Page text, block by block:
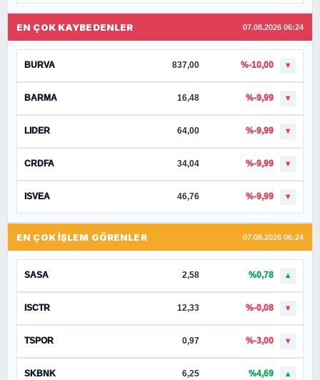
EN ÇOK KAYBEDENLER 07.08.2026 06:24
BURVA 837,00 %-10,00 ▼
BARMA 16,48 %-9,99 ▼
LIDER 64,00 %-9,99 ▼
CRDFA 34,04 %-9,99 ▼
ISVEA 46,76 %-9,99 ▼
EN ÇOK İŞLEM GÖRENLER 07.08.2026 06:24
SASA 2,58 %0,78 ▲
ISCTR 12,33 %-0,08 ▼
TSPOR 0,97 %-3,00 ▼
SKBNK 6,25 %4,69 ▲